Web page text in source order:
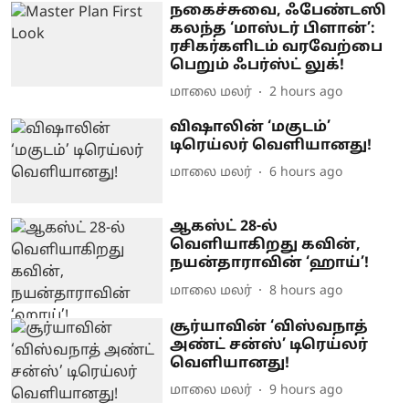
நகைச்சுவை, ஃபேண்டஸி
கலந்த ‘மாஸ்டர் பிளான்’:
ரசிகர்களிடம் வரவேற்பை
பெறும் ஃபர்ஸ்ட் லுக்!
மாலை மலர் 2 hours ago
விஷாலின் ‘மகுடம்’
டிரெய்லர் வெளியானது!
மாலை மலர் 6 hours ago
ஆகஸ்ட் 28-ல்
வெளியாகிறது கவின்,
நயன்தாராவின் ‘ஹாய்’!
மாலை மலர் 8 hours ago
சூர்யாவின் ‘விஸ்வநாத்
அண்ட் சன்ஸ்’ டிரெய்லர்
வெளியானது!
மாலை மலர் 9 hours ago